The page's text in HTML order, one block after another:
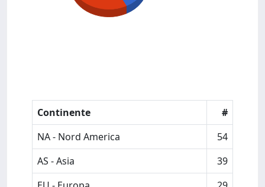
Continente
#
NA - Nord America
54
AS - Asia
39